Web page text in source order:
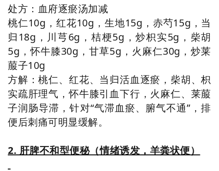
处方：血府逐瘀汤加减
桃仁10g，红花10g，生地15g，赤芍15g，当
归18g，川芎6g，桔梗5g，炒枳实5g，柴胡
5g，怀牛膝30g，甘草5g，火麻仁30g，炒莱
菔子10g
方解：桃仁、红花、当归活血逐瘀，柴胡、枳
实疏肝理气，怀牛膝引血下行，火麻仁、莱菔
子润肠导滞，针对“气滞血瘀、腑气不通”，排
便后刺痛可明显缓解。
2. 肝脾不和型便秘（情绪诱发，羊粪状便）